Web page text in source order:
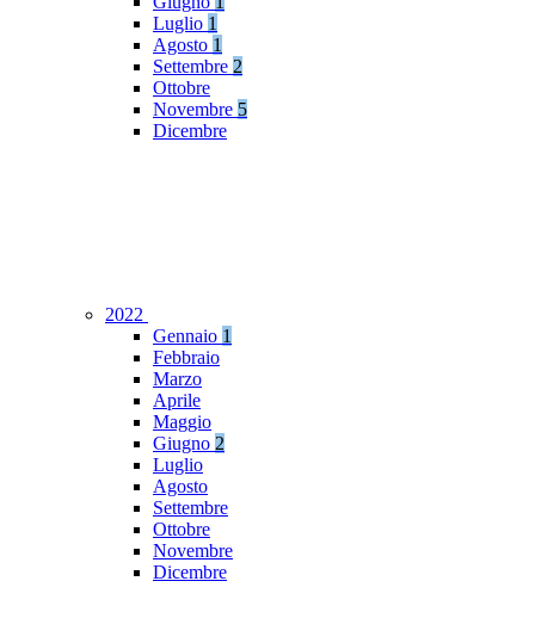
Luglio 1
Agosto 1
Settembre 2
Ottobre
Novembre 5
Dicembre
2022
Gennaio 1
Febbraio
Marzo
Aprile
Maggio
Giugno 2
Luglio
Agosto
Settembre
Ottobre
Novembre
Dicembre